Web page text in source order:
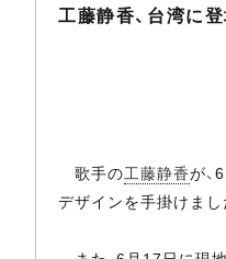
工藤静香、台湾に
歌手の工藤静香が、
デザインを手掛けまし